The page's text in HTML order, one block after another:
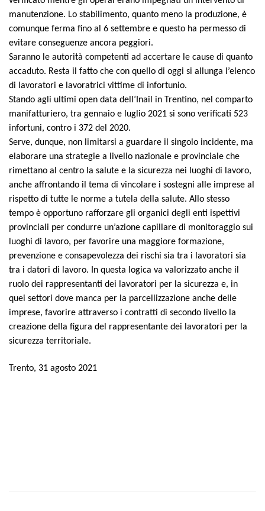
manutenzione. Lo stabilimento, quanto meno la produzione, è
comunque ferma fino al 6 settembre e questo ha permesso di
evitare conseguenze ancora peggiori.
Saranno le autorità competenti ad accertare le cause di quanto
accaduto. Resta il fatto che con quello di oggi si allunga l’elenco
di lavoratori e lavoratrici vittime di infortunio.
Stando agli ultimi open data dell’Inail in Trentino, nel comparto
manifatturiero, tra gennaio e luglio 2021 si sono verificati 523
infortuni, contro i 372 del 2020.
Serve, dunque, non limitarsi a guardare il singolo incidente, ma
elaborare una strategie a livello nazionale e provinciale che
rimettano al centro la salute e la sicurezza nei luoghi di lavoro,
anche affrontando il tema di vincolare i sostegni alle imprese al
rispetto di tutte le norme a tutela della salute. Allo stesso
tempo è opportuno rafforzare gli organici degli enti ispettivi
provinciali per condurre un’azione capillare di monitoraggio sui
luoghi di lavoro, per favorire una maggiore formazione,
prevenzione e consapevolezza dei rischi sia tra i lavoratori sia
tra i datori di lavoro. In questa logica va valorizzato anche il
ruolo dei rappresentanti dei lavoratori per la sicurezza e, in
quei settori dove manca per la parcellizzazione anche delle
imprese, favorire attraverso i contratti di secondo livello la
creazione della figura del rappresentante dei lavoratori per la
sicurezza territoriale.
Trento, 31 agosto 2021